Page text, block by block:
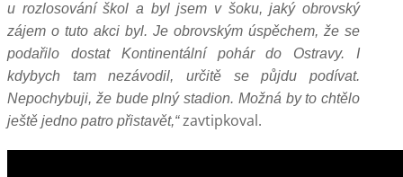
u rozlosování škol a byl jsem v šoku, jaký obrovský
zájem o tuto akci byl. Je obrovským úspěchem, že se
podařilo dostat Kontinentální pohár do Ostravy. I
kdybych tam nezávodil, určitě se půjdu podívat.
Nepochybuji, že bude plný stadion. Možná by to chtělo
ještě jedno patro přistavět,“zavtipkoval.